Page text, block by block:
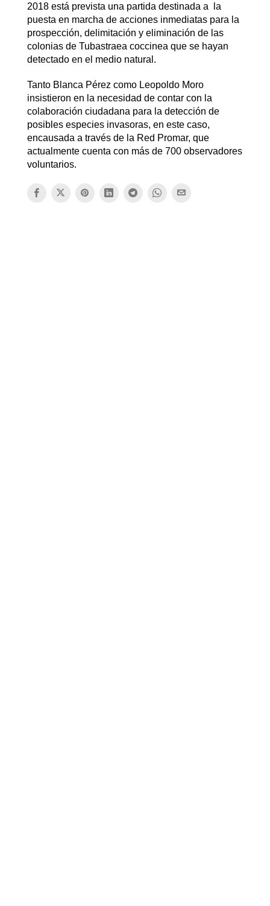
2018 está prevista una partida destinada a la
puesta en marcha de acciones inmediatas para la
prospección, delimitación y eliminación de las
colonias de Tubastraea coccinea que se hayan
detectado en el medio natural.
Tanto Blanca Pérez como Leopoldo Moro
insistieron en la necesidad de contar con la
colaboración ciudadana para la detección de
posibles especies invasoras, en este caso,
encausada a través de la Red Promar, que
actualmente cuenta con más de 700 observadores
voluntarios.